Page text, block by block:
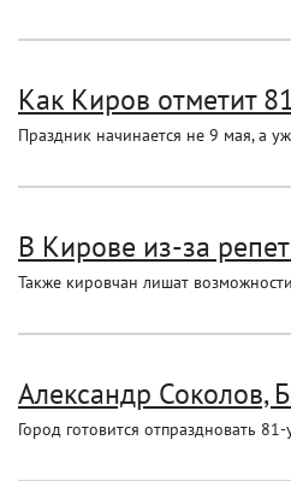
Как Киров отметит
Праздник начинается не 9 мая, а
В Кирове из-за
Также кировчан лишат
Александр Соколов,
Город готовится отпраздновать